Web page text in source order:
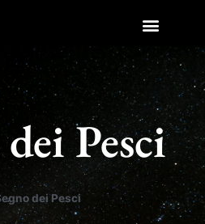
Pesci
dei Pesci